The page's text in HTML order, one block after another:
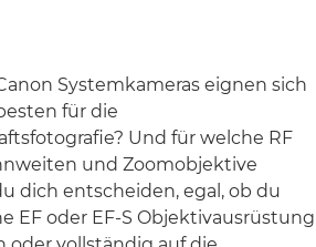
Systemkameras eignen sich
für die
Und für welche RF
und Zoomobjektive
dich entscheiden, egal, ob du
EF oder EF-S Objektivausrüstung